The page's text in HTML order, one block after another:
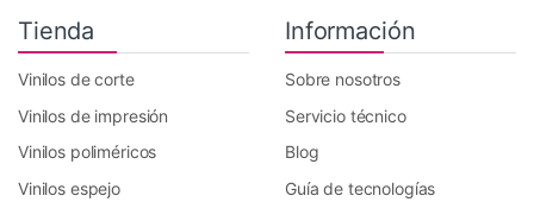
Tienda
Vinilos de corte
Vinilos de impresión
Vinilos poliméricos
Vinilos espejo
Información
Sobre nosotros
Servicio técnico
Blog
Guía de tecnologías